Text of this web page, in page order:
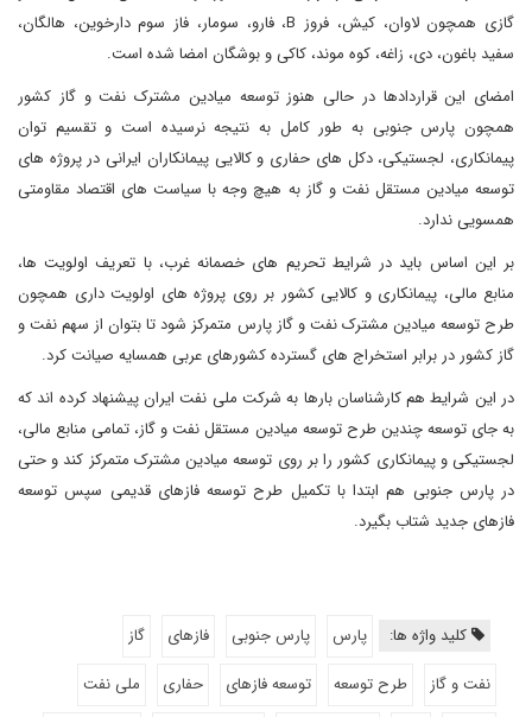
گازی همچون لاوان، کیش، فروز B، فارو، سومار، فاز سوم دارخوین، هالگان،
سفید باغون، دی، زاغه، کوه موند، کاکی و بوشگان امضا شده است.
امضای این قراردادها در حالی هنوز توسعه میادین مشترک نفت و گاز کشور
همچون پارس جنوبی به طور کامل به نتیجه نرسیده است و تقسیم توان
پیمانکاری، لجستیکی، دکل های حفاری و کالایی پیمانکاران ایرانی در پروژه های
توسعه میادین مستقل نفت و گاز به هیچ وجه با سیاست های اقتصاد مقاومتی
همسویی ندارد.
بر این اساس باید در شرایط تحریم های خصمانه غرب، با تعریف اولویت ها،
منابع مالی، پیمانکاری و کالایی کشور بر روی پروژه های اولویت داری همچون
طرح توسعه میادین مشترک نفت و گاز پارس متمرکز شود تا بتوان از سهم نفت و
گاز کشور در برابر استخراج های گسترده کشورهای عربی همسایه صیانت کرد.
در این شرایط هم کارشناسان بارها به شرکت ملی نفت ایران پیشنهاد کرده اند که
به جای توسعه چندین طرح توسعه میادین مستقل نفت و گاز، تمامی منابع مالی،
لجستیکی و پیمانکاری کشور را بر روی توسعه میادین مشترک متمرکز کند و حتی
در پارس جنوبی هم ابتدا با تکمیل طرح توسعه فازهای قدیمی سپس توسعه
فازهای جدید شتاب بگیرد.
کلید واژه ها: پارس پارس جنوبی فازهای
گاز
نفت و گاز
طرح توسعه توسعه فازهای حفاری
ملی نفت